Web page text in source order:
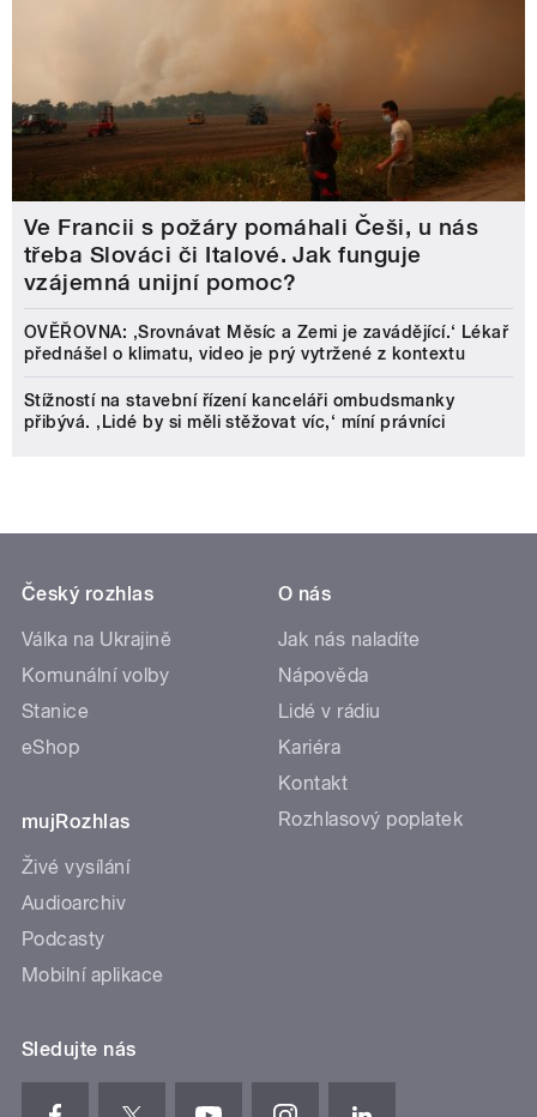
Ve Francii s požáry pomáhali Češi, u nás
třeba Slováci či Italové. Jak funguje
vzájemná unijní pomoc?
OVĚŘOVNA: ‚Srovnávat Měsíc a Zemi je zavádějící.‘ Lékař
přednášel o klimatu, video je prý vytržené z kontextu
Stížností na stavební řízení kanceláři ombudsmanky
přibývá. ‚Lidé by si měli stěžovat víc,‘ míní právníci
Český rozhlas
Válka na Ukrajině
Komunální volby
Stanice
eShop
mujRozhlas
Živé vysílání
Audioarchiv
Podcasty
Mobilní aplikace
O nás
Jak nás naladíte
Nápověda
Lidé v rádiu
Kariéra
Kontakt
Rozhlasový poplatek
Sledujte nás